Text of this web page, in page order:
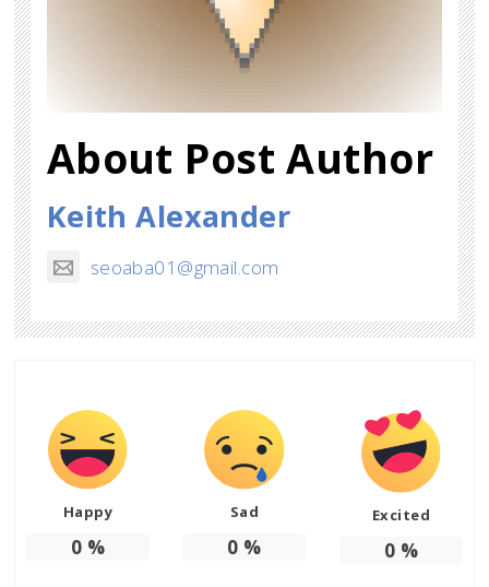
About Post Author
Keith Alexander
seoaba01@gmail.com
Happy
0 %
Sad
0 %
Excited
0 %